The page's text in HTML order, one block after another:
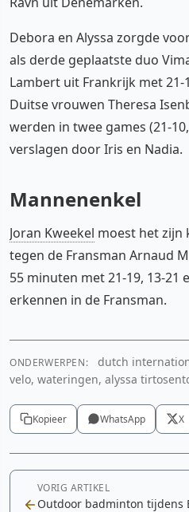
Debora en Alyssa zorgde
als derde geplaatste duo
Lambert uit Frankrijk met 21-
Duitse vrouwen Theresa
werden in twee games (21-
verslagen door Iris en Nadia.
Mannenenkel
Joran Kweekel moest het zijn
tegen de Fransman Arnaud
55 minuten met 21-19, 13-21
erkennen in de Fransman.
ONDERWERPEN:
dutch
velo, wateringen, alyssa
Kopieer WhatsApp X
VORIG ARTIKEL
Outdoor badminton tijdens